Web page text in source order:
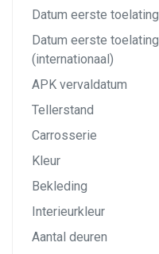
Datum eerste toelating
Datum eerste toelating
(internationaal)
APK vervaldatum
Tellerstand
Carrosserie
Kleur
Bekleding
Interieurkleur
Aantal deuren